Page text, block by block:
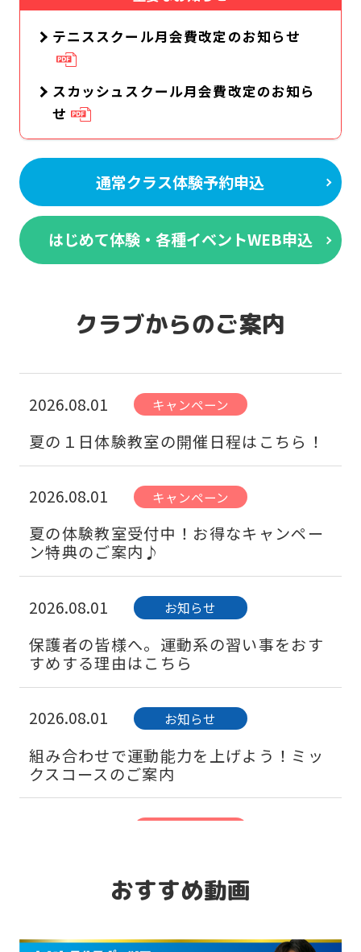
テニススクール月会費改定のお知らせ
スカッシュスクール月会費改定のお知ら
せ
通常クラス体験予約申込
はじめて体験・各種イベントWEB申込
クラブからのご案内
2026.08.01 キャンペーン
夏の１日体験教室の開催日程はこちら！
2026.08.01 キャンペーン
夏の体験教室受付中！お得なキャンペー
ン特典のご案内♪
2026.08.01 お知らせ
保護者の皆様へ。運動系の習い事をおす
すめする理由はこちら
2026.08.01 お知らせ
組み合わせで運動能力を上げよう！ミッ
クスコースのご案内
スイミング体験会実施中♪
2026.08.01 キャンペーン
おすすめ動画